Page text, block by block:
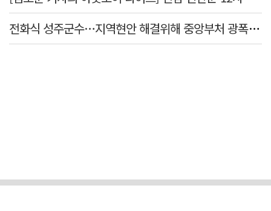
전화식 성주군수…지역현안 해결위해 중앙부처 광폭 행보